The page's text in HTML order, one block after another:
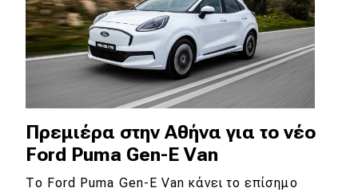
Δοκιμή
Αποστολή
Συγκρίνουμε
Αγώνες
Formula 1
Πρεμιέρα στην Αθήνα για το νέο
Ford Puma Gen-Ε Van
Το Ford Puma Gen-E Van κάνει το επίσημο